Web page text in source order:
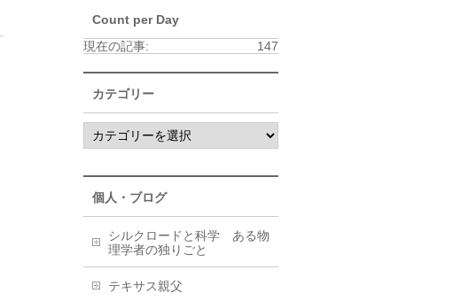
Count per Day
147
現在の記事:
カテゴリー
個人・ブログ
シルクロードと科学 ある物
理学者の独りごと
テキサス親父